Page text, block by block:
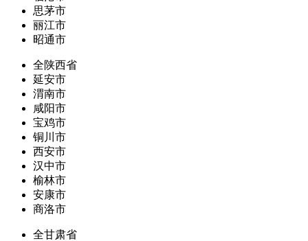
思茅市
丽江市
昭通市
全陕西省
延安市
渭南市
咸阳市
宝鸡市
铜川市
西安市
汉中市
榆林市
安康市
商洛市
全甘肃省